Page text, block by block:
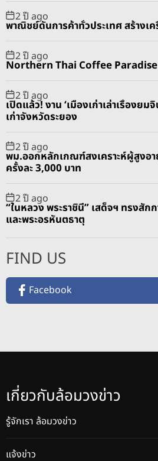
2 ปี ago
พาณิชย์ดันการค้าทั่วประเทศ สร้างเ
2 ปี ago
Northern Thai Coffee
2 ปี ago
เปิดแล้ว! งาน ‘เมืองเก่าเล่าเรื่องยม
เก่าจังหวัดระยอง
2 ปี ago
พม.ออกหลักเกณฑ์สงเคราะห์ผู้สูงอา
ครั้งละ 3,000 บาท
2 ปี ago
“ในหลวง พระราชินี” เสด็จฯ ทรงสัก
และพระอรหันตธาตุ
FIND US
Facebook
เกี่ยวกับล้อมวงข่าว
รู้จักเรา ล้อมวงข่าว
แจ้งข่าว